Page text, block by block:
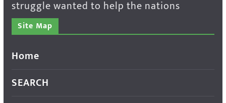
struggle wanted to help the nations
Site Map
Home
SEARCH